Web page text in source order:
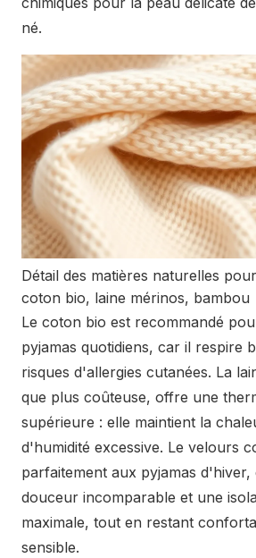
né.
Détail des matières naturelles
coton bio, laine mérinos, bambou
Le coton bio est recommandé
pyjamas quotidiens, car il respire
risques d'allergies cutanées. La
que plus coûteuse, offre une
supérieure : elle maintient la
d'humidité excessive. Le velours
parfaitement aux pyjamas
douceur incomparable et une
maximale, tout en restant
sensible.